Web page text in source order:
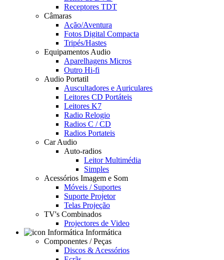
Receptores TDT
Câmaras
Ação/Aventura
Fotos Digital Compacta
Tripés/Hastes
Equipamentos Audio
Aparelhagens Micros
Outro Hi-fi
Audio Portatil
Auscultadores e Auriculares
Leitores CD Portáteis
Leitores K7
Radio Relogio
Radios C / CD
Radios Portateis
Car Audio
Auto-radios
Leitor Multimédia
Simples
Acessórios Imagem e Som
Móveis / Suportes
Suporte Projetor
Telas Projeção
TV's Combinados
Projectores de Video
Informática
Componentes / Peças
Discos & Acessórios